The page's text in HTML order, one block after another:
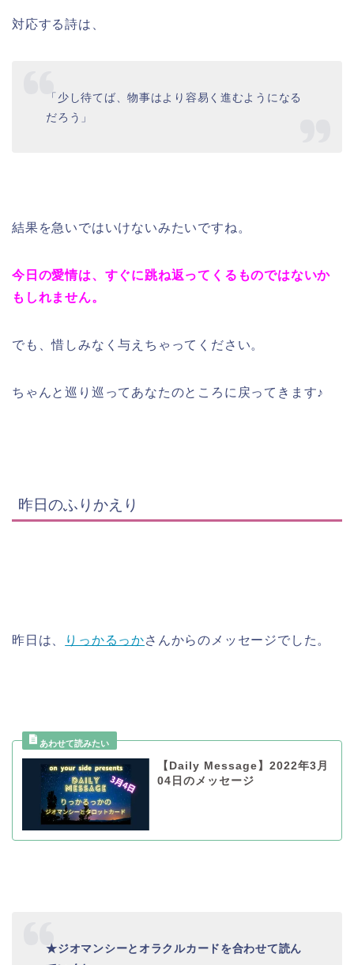
対応する詩は、
「少し待てば、物事はより容易く進むようになる
だろう」
結果を急いではいけないみたいですね。
今日の愛情は、すぐに跳ね返ってくるものではないか
もしれません。
でも、惜しみなく与えちゃってください。
ちゃんと巡り巡ってあなたのところに戻ってきます♪
昨日のふりかえり
昨日は、 りっかるっかさんからのメッセージでした。
【Daily Message】2022年3月
04日のメッセージ
★ジオマンシーとオラクルカードを合わせて読ん